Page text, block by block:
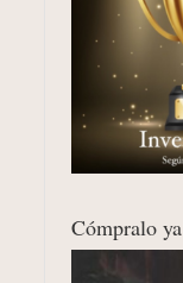
Cómpralo ya